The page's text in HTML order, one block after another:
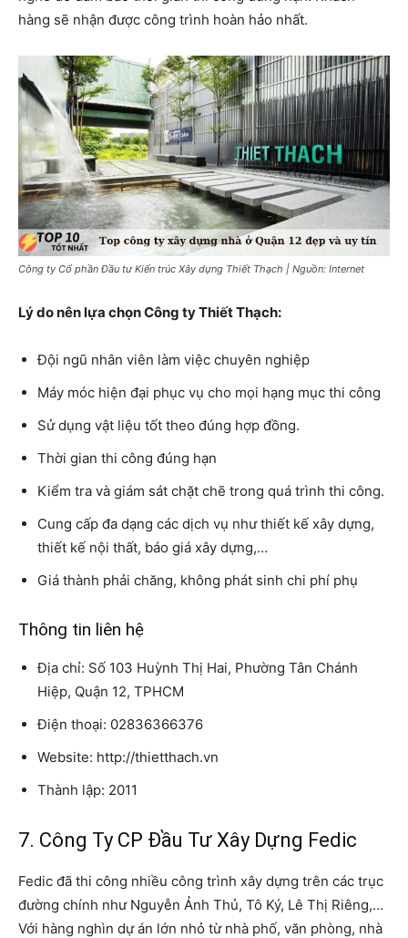
hàng sẽ nhận được công trình hoàn hảo nhất.
Công ty Cổ phần Đầu tư Kiến trúc Xây dựng Thiết Thạch | Nguồn: Internet
Lý do nên lựa chọn Công ty Thiết Thạch:
Đội ngũ nhân viên làm việc chuyên nghiệp
Máy móc hiện đại phục vụ cho mọi hạng mục thi công
Sử dụng vật liệu tốt theo đúng hợp đồng.
Thời gian thi công đúng hạn
Kiểm tra và giám sát chặt chẽ trong quá trình thi công.
Cung cấp đa dạng các dịch vụ như thiết kế xây dựng,
thiết kế nội thất, báo giá xây dựng,…
Giá thành phải chăng, không phát sinh chi phí phụ
Thông tin liên hệ
Địa chỉ: Số 103 Huỳnh Thị Hai, Phường Tân Chánh
Hiệp, Quận 12, TPHCM
Điện thoại: 02836366376
Website: http://thietthach.vn
Thành lập: 2011
7. Công Ty CP Đầu Tư Xây Dựng Fedic
Fedic đã thi công nhiều công trình xây dựng trên các trục
đường chính như Nguyễn Ảnh Thủ, Tô Ký, Lê Thị Riêng,…
Với hàng nghìn dự án lớn nhỏ từ nhà phố, văn phòng, nhà